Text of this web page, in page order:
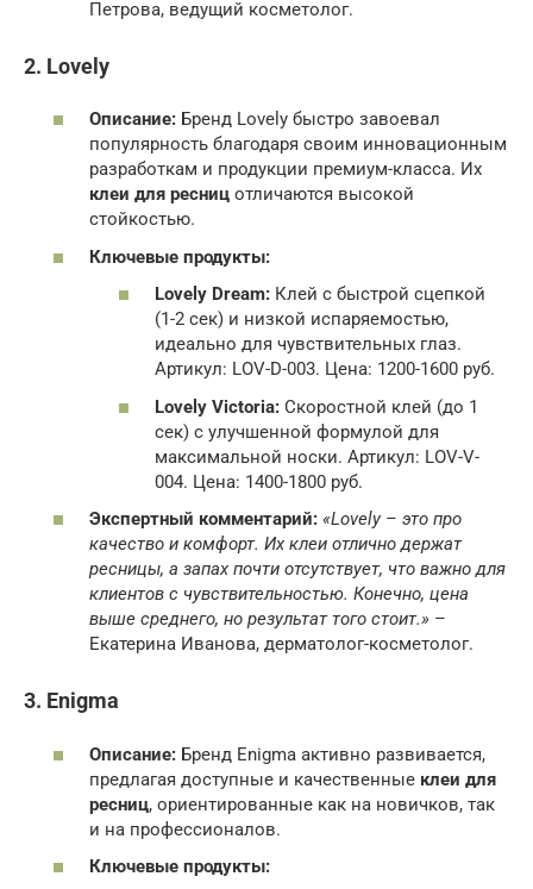
Петрова, ведущий косметолог.
2. Lovely
Описание: Бренд Lovely быстро завоевал
популярность благодаря своим инновационным
разработкам и продукции премиум-класса. Их
клеи для ресниц отличаются высокой
стойкостью.
Ключевые продукты:
Lovely Dream: Клей с быстрой сцепкой
(1-2 сек) и низкой испаряемостью,
идеально для чувствительных глаз.
Артикул: LOV-D-003. Цена: 1200-1600 руб.
Lovely Victoria: Скоростной клей (до 1
сек) с улучшенной формулой для
максимальной носки. Артикул: LOV-V-
004. Цена: 1400-1800 руб.
Экспертный комментарий: «Lovely – это про
качество и комфорт. Их клеи отлично держат
ресницы, а запах почти отсутствует, что важно для
клиентов с чувствительностью. Конечно, цена
выше среднего, но результат того стоит.» –
Екатерина Иванова, дерматолог-косметолог.
3. Enigma
Описание: Бренд Enigma активно развивается,
предлагая доступные и качественные клеи для
ресниц, ориентированные как на новичков, так
и на профессионалов.
Ключевые продукты: